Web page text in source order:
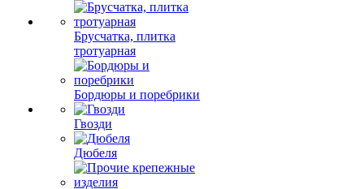
Брусчатка, плитка
тротуарная
Бордюры и поребрики
Гвозди
Дюбеля